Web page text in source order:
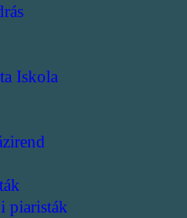
Iskola
piaristák